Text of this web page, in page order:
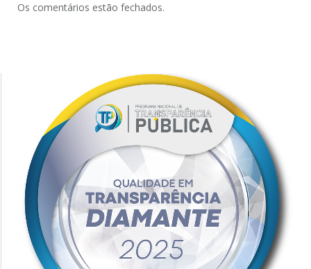
Os comentários estão fechados.